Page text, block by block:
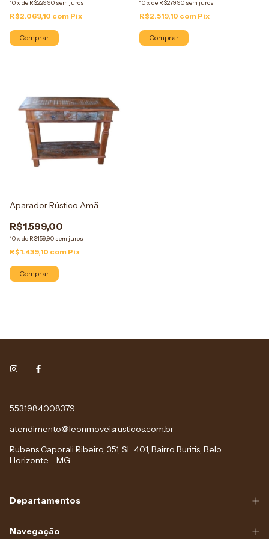
10x de R$229,90 sem juros
R$2.069,10 com Pix
Comprar
10x de R$279,90 sem juros
R$2.519,10 com Pix
Comprar
Aparador Rústico Amã
R$1.599,00
10x de R$159,90 sem juros
R$1.439,10 com Pix
Comprar
5531984008379
atendimento@leonmoveisrusticos.com.br
Rubens Caporali Ribeiro, 351, SL 401, Bairro Buritis, Belo
Horizonte - MG
Departamentos
Navegação